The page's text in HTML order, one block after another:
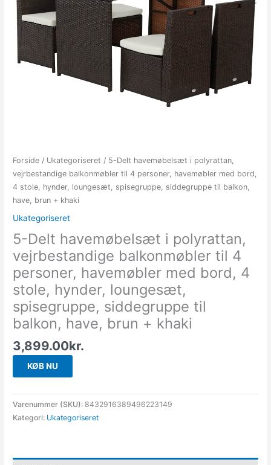
Forside / Ukategoriseret / 5-Delt havemøbelsæt i polyrattan,
vejrbestandige balkonmøbler til 4 personer, havemøbler med bord,
4 stole, hynder, loungesæt, spisegruppe, siddegruppe til balkon,
have, brun + khaki
Ukategoriseret
5-Delt havemøbelsæt i polyrattan,
vejrbestandige balkonmøbler til 4
personer, havemøbler med bord, 4
stole, hynder, loungesæt,
spisegruppe, siddegruppe til
balkon, have, brun + khaki
3,899.00kr.
KØB NU
Varenummer (SKU):8432916389496223149
Kategori: Ukategoriseret